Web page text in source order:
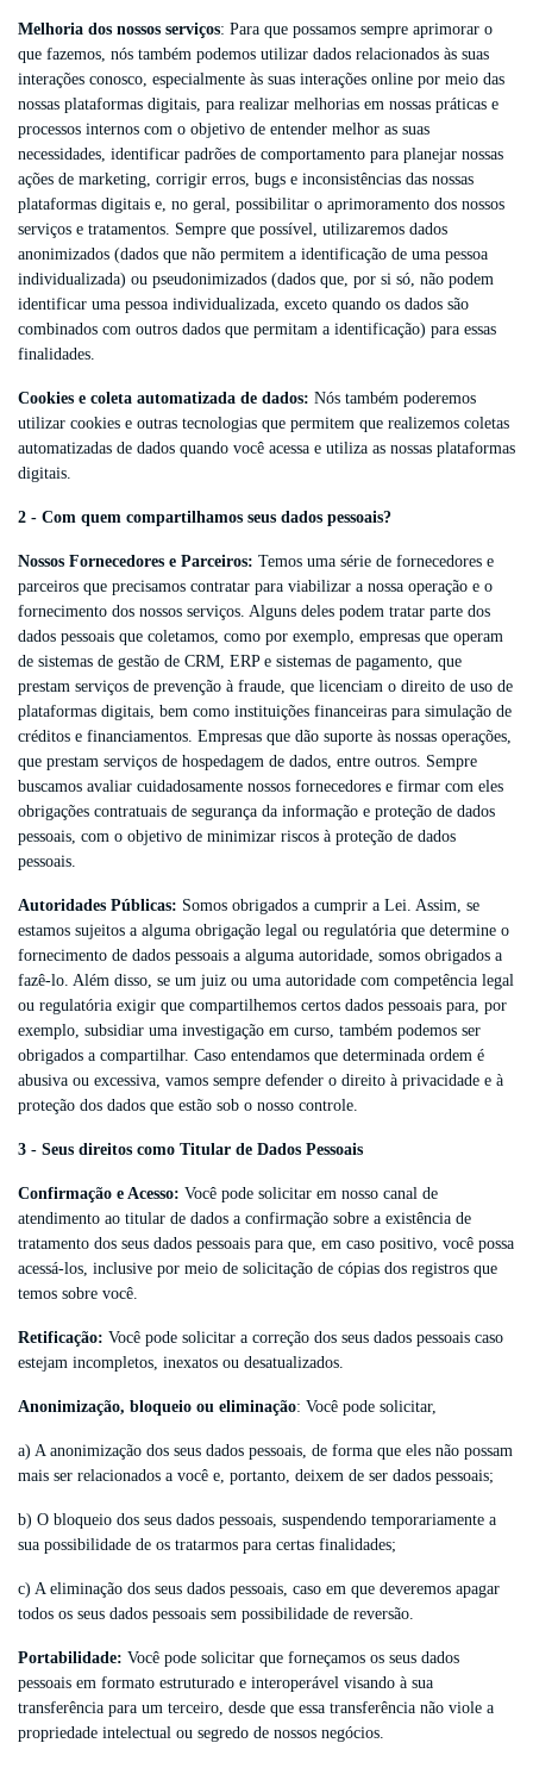
Melhoria dos nossos serviços: Para que possamos sempre aprimorar o
que fazemos, nós também podemos utilizar dados relacionados às suas
interações conosco, especialmente às suas interações online por meio das
nossas plataformas digitais, para realizar melhorias em nossas práticas e
processos internos com o objetivo de entender melhor as suas
necessidades, identificar padrões de comportamento para planejar nossas
ações de marketing, corrigir erros, bugs e inconsistências das nossas
plataformas digitais e, no geral, possibilitar o aprimoramento dos nossos
serviços e tratamentos. Sempre que possível, utilizaremos dados
anonimizados (dados que não permitem a identificação de uma pessoa
individualizada) ou pseudonimizados (dados que, por si só, não podem
identificar uma pessoa individualizada, exceto quando os dados são
combinados com outros dados que permitam a identificação) para essas
finalidades.
Cookies e coleta automatizada de dados: Nós também poderemos
utilizar cookies e outras tecnologias que permitem que realizemos coletas
automatizadas de dados quando você acessa e utiliza as nossas plataformas
digitais.
2 - Com quem compartilhamos seus dados pessoais?
Nossos Fornecedores e Parceiros: Temos uma série de fornecedores e
parceiros que precisamos contratar para viabilizar a nossa operação e o
fornecimento dos nossos serviços. Alguns deles podem tratar parte dos
dados pessoais que coletamos, como por exemplo, empresas que operam
de sistemas de gestão de CRM, ERP e sistemas de pagamento, que
prestam serviços de prevenção à fraude, que licenciam o direito de uso de
plataformas digitais, bem como instituições financeiras para simulação de
créditos e financiamentos. Empresas que dão suporte às nossas operações,
que prestam serviços de hospedagem de dados, entre outros. Sempre
buscamos avaliar cuidadosamente nossos fornecedores e firmar com eles
obrigações contratuais de segurança da informação e proteção de dados
pessoais, com o objetivo de minimizar riscos à proteção de dados
pessoais.
Autoridades Públicas: Somos obrigados a cumprir a Lei. Assim, se
estamos sujeitos a alguma obrigação legal ou regulatória que determine o
fornecimento de dados pessoais a alguma autoridade, somos obrigados a
fazê-lo. Além disso, se um juiz ou uma autoridade com competência legal
ou regulatória exigir que compartilhemos certos dados pessoais para, por
exemplo, subsidiar uma investigação em curso, também podemos ser
obrigados a compartilhar. Caso entendamos que determinada ordem é
abusiva ou excessiva, vamos sempre defender o direito à privacidade e à
proteção dos dados que estão sob o nosso controle.
3 - Seus direitos como Titular de Dados Pessoais
Confirmação e Acesso: Você pode solicitar em nosso canal de
atendimento ao titular de dados a confirmação sobre a existência de
tratamento dos seus dados pessoais para que, em caso positivo, você possa
acessá-los, inclusive por meio de solicitação de cópias dos registros que
temos sobre você.
Retificação: Você pode solicitar a correção dos seus dados pessoais caso
estejam incompletos, inexatos ou desatualizados.
Anonimização, bloqueio ou eliminação: Você pode solicitar,
a) A anonimização dos seus dados pessoais, de forma que eles não possam
mais ser relacionados a você e, portanto, deixem de ser dados pessoais;
b) O bloqueio dos seus dados pessoais, suspendendo temporariamente a
sua possibilidade de os tratarmos para certas finalidades;
c) A eliminação dos seus dados pessoais, caso em que deveremos apagar
todos os seus dados pessoais sem possibilidade de reversão.
Portabilidade: Você pode solicitar que forneçamos os seus dados
pessoais em formato estruturado e interoperável visando à sua
transferência para um terceiro, desde que essa transferência não viole a
propriedade intelectual ou segredo de nossos negócios.